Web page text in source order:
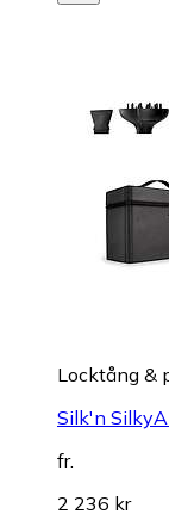
Locktång &
Silk'n
fr.
2 236 kr